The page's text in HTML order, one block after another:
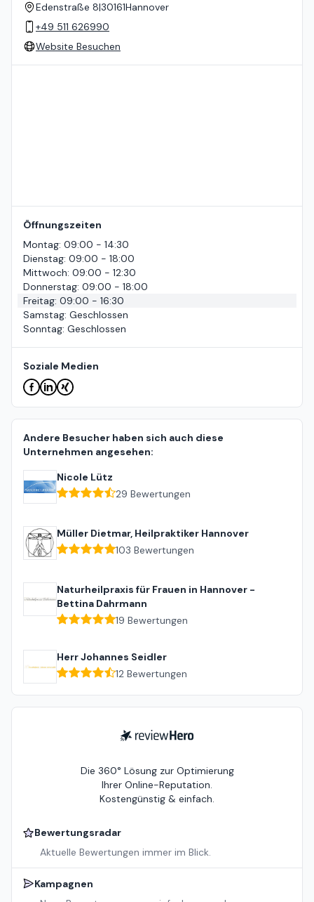
Edenstraße 8|30161Hannover
+49 511 626990
Website Besuchen
Öffnungszeiten
Montag: 09:00 - 14:30
Dienstag: 09:00 - 18:00
Mittwoch: 09:00 - 12:30
Donnerstag: 09:00 - 18:00
Freitag: 09:00 - 16:30
Samstag: Geschlossen
Sonntag: Geschlossen
Soziale Medien
Andere Besucher haben sich auch diese
Unternehmen angesehen:
Nicole Lütz
29 Bewertungen
Müller Dietmar, Heilpraktiker Hannover
103 Bewertungen
Naturheilpraxis für Frauen in Hannover -
Bettina Dahrmann
19 Bewertungen
Herr Johannes Seidler
12 Bewertungen
ReviewHero
Die 360° Lösung zur Optimierung
Ihrer Online-Reputation.
Kostengünstig & einfach.
Bewertungsradar
Aktuelle Bewertungen immer im Blick.
Kampagnen